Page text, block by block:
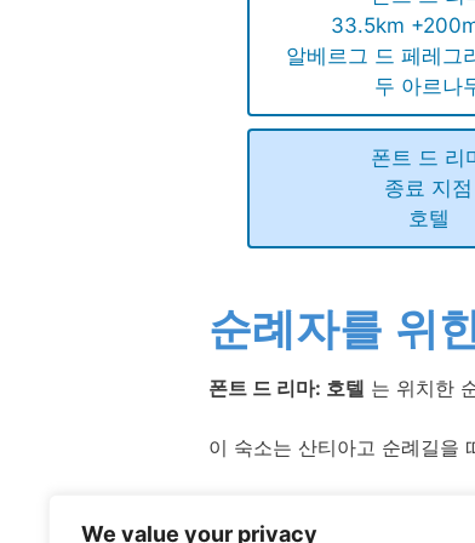
We value your privacy
33.5km
알베르그 드 페레그
두 아르나
폰트 드 리
종료 지점
호텔
순례자를 위
폰트 드 리마: 호텔 는 위치한
이 숙소는 산티아고 순례길을
성수기에는 숙소 이용객이